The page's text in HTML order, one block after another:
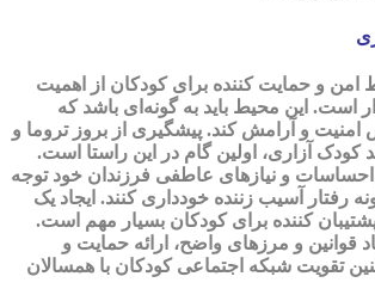
امن و حمایت کننده برای کودکان از اهمیت
است. این محیط باید به گونه‌ای باشد که
و آرامش کند. پیشگیری از بروز تروما و
کودک آزاری، اولین گام در این راستا است.
احساسات و نیازهای عاطفی فرزندان خود توجه
رفتار آسیب زننده خودداری کنند. ایجاد یک
کننده برای کودکان بسیار مهم است.
قوانین و مرزهای واضح، ارائه حمایت و
تقویت شبکه اجتماعی کودکان با همسالان